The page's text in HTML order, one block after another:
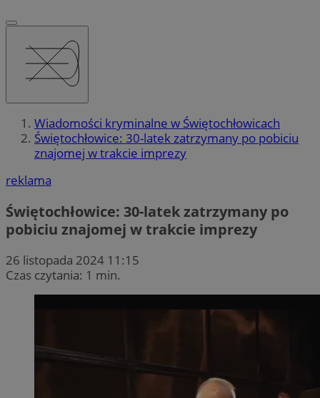
Wiadomości kryminalne w Świętochłowicach
Świętochłowice: 30-latek zatrzymany po pobiciu
znajomej w trakcie imprezy
reklama
Świętochłowice: 30-latek zatrzymany po
pobiciu znajomej w trakcie imprezy
26 listopada 2024 11:15
Czas czytania: 1 min.